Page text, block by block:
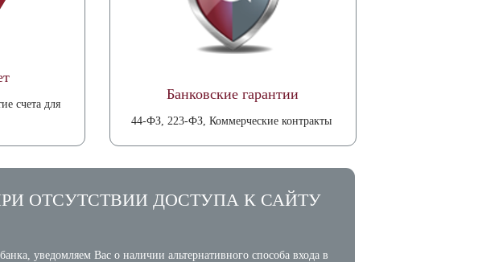
счета для
Банковские гарантии
44-ФЗ, 223-ФЗ, Коммерческие контракты
ОТСУТСТВИИ ДОСТУПА К САЙТУ
уведомляем Вас о наличии альтернативного способа входа в